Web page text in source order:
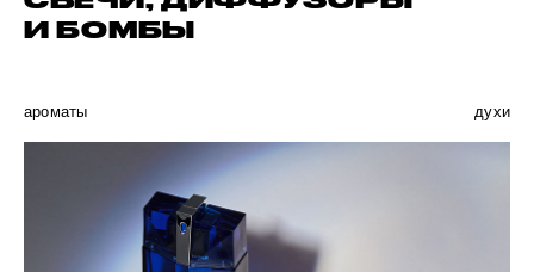
И БОМБЫ
ароматы духи